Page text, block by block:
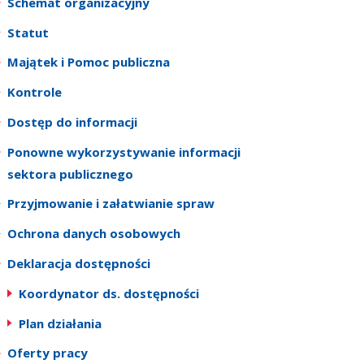
Statut
Majątek i Pomoc publiczna
Kontrole
Dostęp do informacji
Ponowne wykorzystywanie informacji
sektora publicznego
Przyjmowanie i załatwianie spraw
Ochrona danych osobowych
Deklaracja dostępności
Koordynator ds. dostępności
Plan działania
Oferty pracy